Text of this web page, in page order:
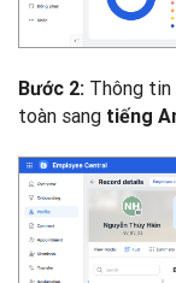
Bước 2: Thông tin
toàn sang tiếng